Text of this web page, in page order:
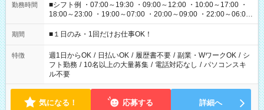
勤務時間
■シフト例 ・07:00～19:30 ・09:00～12:00 ・10:00～17:00 ・
18:00～23:00 ・19:00～07:00 ・20:00～09:00 ・22:00～06:00
etc ★最短で3時間で5,120円のお仕事から 15時間で2万円近く稼
げるお仕事も！ ご希望のお時間に合わせてご紹介！ ※シフトは
ください！
期間 ■１日のみ・1回だけお仕事OK！
特徴 週1日からOK / 日払いOK / 履歴書不要 / 副業・WワークOK / シ
フト勤務 / 10名以上の大量募集 / 電話対応なし / パソコンスキ
ル不要
気になる！ 応募する 詳細へ